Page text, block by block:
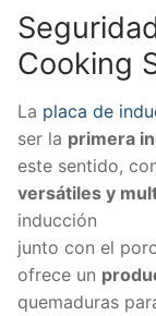
Cooking
La placa de
ser la primera
este sentido,
versátiles y
inducción
junto con el
ofrece un
quemaduras